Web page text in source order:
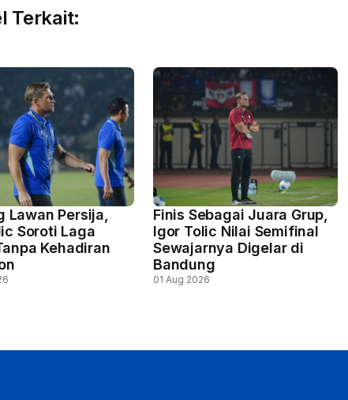
Terkait:
Lawan Persija,
Soroti Laga
Kehadiran
Finis Sebagai Juara Grup,
Igor Tolic Nilai Semifinal
Sewajarnya Digelar di
Bandung
01 Aug 2026